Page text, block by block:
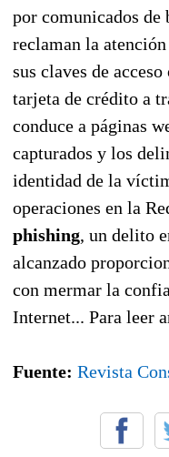
por comunicados de
reclaman la
sus claves de
tarjeta de crédito a
conduce a páginas
capturados y los
identidad de la
operaciones en la
phishing, un delito
alcanzado
con mermar la
Internet... Para leer
Fuente: Revista